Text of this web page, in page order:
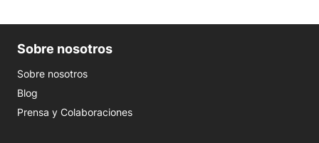
Sobre nosotros
Sobre nosotros
Blog
Prensa y Colaboraciones